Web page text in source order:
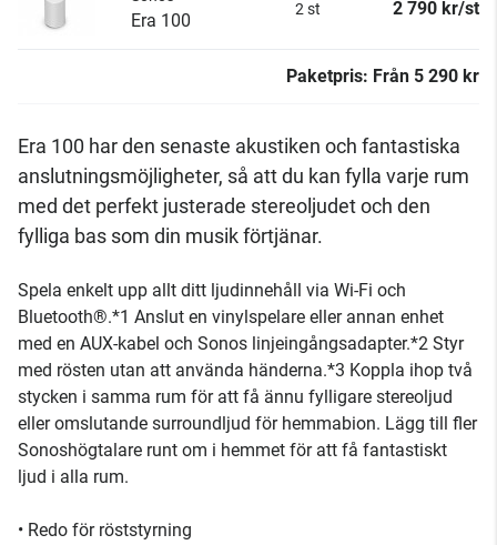
Era 100
2 st 2 790 kr/st
Paketpris: Från 5 290 kr
Era 100 har den senaste akustiken och fantastiska
anslutningsmöjligheter, så att du kan fylla varje rum
med det perfekt justerade stereoljudet och den
fylliga bas som din musik förtjänar.
Spela enkelt upp allt ditt ljudinnehåll via Wi-Fi och
Bluetooth®.*1 Anslut en vinylspelare eller annan enhet
med en AUX-kabel och Sonos linjeingångsadapter.*2 Styr
med rösten utan att använda händerna.*3 Koppla ihop två
stycken i samma rum för att få ännu fylligare stereoljud
eller omslutande surroundljud för hemmabion. Lägg till fler
Sonoshögtalare runt om i hemmet för att få fantastiskt
ljud i alla rum.
• Redo för röststyrning